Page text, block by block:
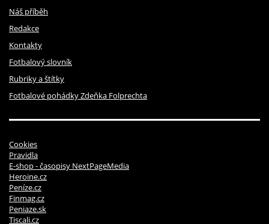
Náš příběh
Redakce
Kontakty
Fotbalový slovník
Rubriky a štítky
Fotbalové pohádky Zdeňka Folprechta
Cookies
Pravidla
E-shop - časopisy NextPageMedia
Heroine.cz
Peníze.cz
Finmag.cz
Peniaze.sk
Tiscali.cz